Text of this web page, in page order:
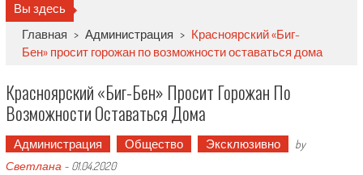
Вы здесь
Главная > Администрация > Красноярский «Биг-
Бен» просит горожан по возможности оставаться дома
Красноярский «Биг-Бен» Просит Горожан По
Возможности Оставаться Дома
Администрация Общество Эксклюзивно
by
Светлана - 01.04.2020